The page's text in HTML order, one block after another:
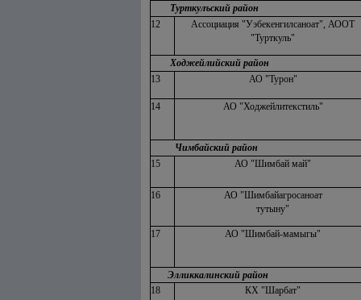
Турткулъский район
12
Ассоциация "Уэбекенгилсаноат", АООТ
"Турткуль"
Ходжейлийский район
13
АО "Турон"
14 АО "Ходжейлитекстиль"
Чимбайский район
15
АО "Шимбай май"
16
АО "Шимбайагросаноат
тутыну"
17 АО "Шимбай-мамыгы"
Элликкалинский район
18
КХ "Шарбат"